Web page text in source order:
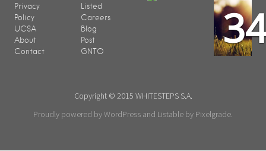
Privacy
Policy
UCSA
About
Contact
Listed
Careers
Blog
Post
GNTO
Copyright © 2015 WHITESTEPS S.A.
Proudly powered by WordPress and Listable by Pixelgrade.